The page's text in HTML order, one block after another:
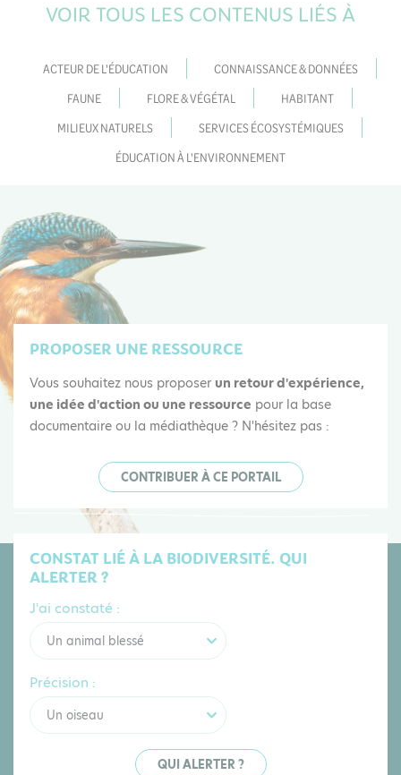
VOIR TOUS LES CONTENUS LIÉS À
ACTEUR DE L'ÉDUCATION
CONNAISSANCE & DONNÉES
FAUNE
FLORE & VÉGÉTAL
HABITANT
MILIEUX NATURELS
SERVICES ÉCOSYSTÉMIQUES
ÉDUCATION À L'ENVIRONNEMENT
PROPOSER UNE RESSOURCE
Vous souhaitez nous proposer un retour d'expérience,
une idée d'action ou une ressource pour la base
documentaire ou la médiathèque ? N'hésitez pas :
CONTRIBUER À CE PORTAIL
CONSTAT LIÉ À LA BIODIVERSITÉ. QUI
ALERTER ?
J'ai constaté :
Un animal blessé
Précision :
Un oiseau
QUI ALERTER ?